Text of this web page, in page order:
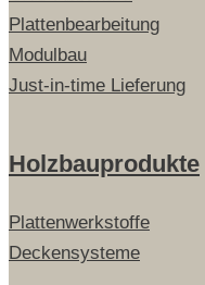
Plattenbearbeitung
Modulbau
Just-in-time Lieferung
Holzbauprodukte
Plattenwerkstoffe
Deckensysteme